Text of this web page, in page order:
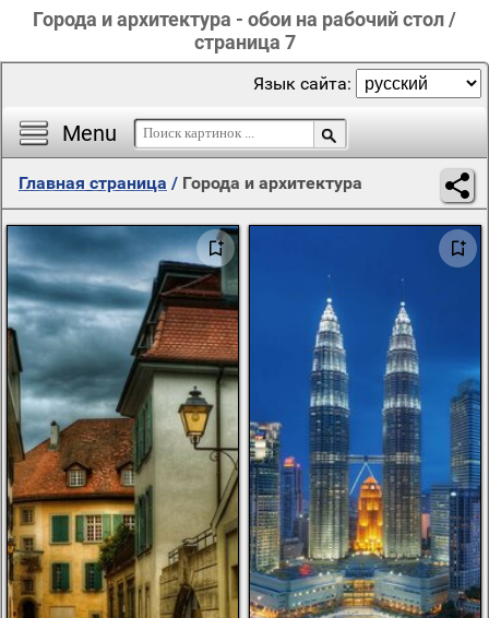
Города и архитектура - обои на рабочий стол /
страница 7
Menu
Язык сайта:
Главная страница / Города и архитектура